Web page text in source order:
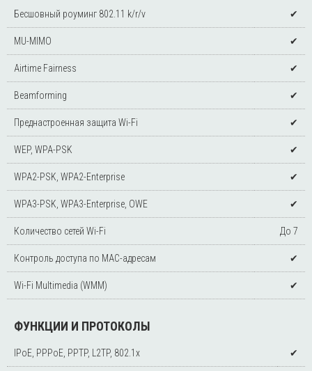
Бесшовный роуминг 802.11 k/r/v ✔
MU-MIMO ✔
Airtime Fairness ✔
Beamforming ✔
Преднастроенная защита Wi-Fi ✔
WEP, WPA-PSK ✔
WPA2-PSK, WPA2-Enterprise ✔
WPA3-PSK, WPA3-Enterprise, OWE ✔
Количество сетей Wi-Fi До 7
Контроль доступа по MAC-адресам ✔
Wi-Fi Multimedia (WMM) ✔
ФУНКЦИИ И ПРОТОКОЛЫ
IPoE, PPPoE, PPTP, L2TP, 802.1x ✔